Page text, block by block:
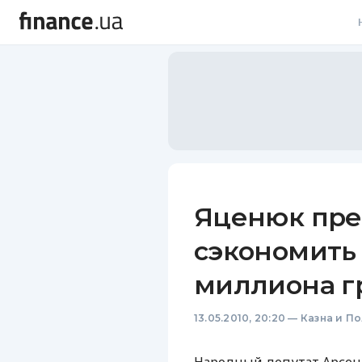
Яценюк
сэкономить
миллиона
13.05.2010, 20:20 — Казна и